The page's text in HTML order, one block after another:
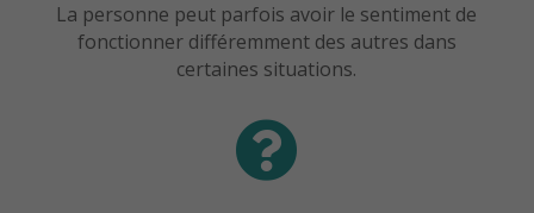
La personne peut parfois avoir le sentiment de
fonctionner différemment des autres dans
certaines situations.
